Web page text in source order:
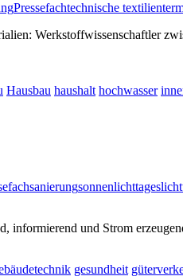
Pressefachtechnische textilien
Werkstoffwissenschaftler
Hausbau haushalt hochwasser
sanierungsonnenlichttageslicht
informierend und Strom
gesundheit